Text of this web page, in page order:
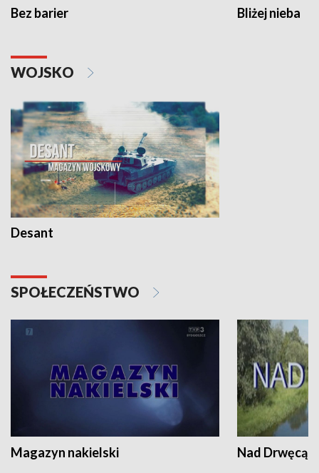
Bez barier Bliżej nieba
WOJSKO
Desant
SPOŁECZEŃSTWO
Magazyn nakielski Nad Drwęcą